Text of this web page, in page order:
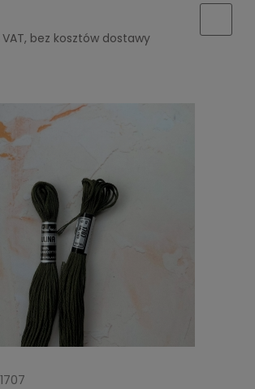
VAT, bez kosztów dostawy